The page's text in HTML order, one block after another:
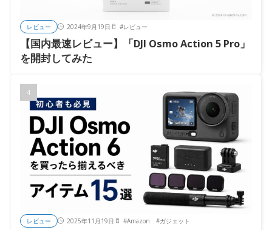
レビュー 2024年9月19日 #レビュー
【国内最速レビュー】「DJI Osmo Action 5 Pro」
を開封してみた
レビュー 2025年11月19日 #Amazon #ガジェット